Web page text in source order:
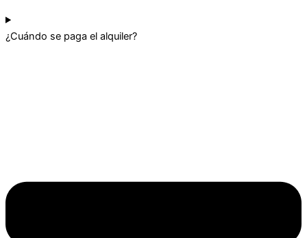
¿Cuándo se paga el alquiler?